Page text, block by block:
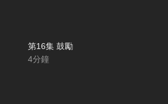
第16集 鼓勵
4分鐘